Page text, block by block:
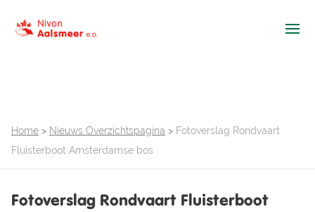
Home > Nieuws Overzichtspagina > Fotoverslag Rondvaart
Fluisterboot Amsterdamse bos
Fotoverslag Rondvaart Fluisterboot